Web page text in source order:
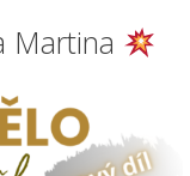
Martina